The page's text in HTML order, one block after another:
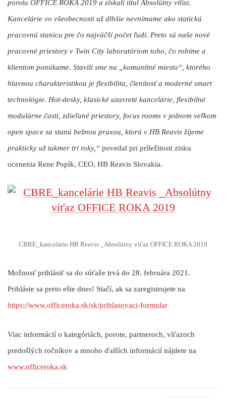
porotu OFFICE ROKA 2019 a získali titul Absolútny víťaz.
Kancelárie vo všeobecnosti už dlhšie nevnímame ako statickú
pracovnú stanicu pre čo najväčší počet ľudí. Preto sú naše nové
pracovné priestory v Twin City laboratóriom toho, čo robíme a
klientom ponúkame. Stavili sme na „komunitné miesto“, ktorého
hlavnou charakteristikou je flexibilita, členitosť a moderné smart
technológie. Hot-desky, klasické uzavreté kancelárie, flexibilné
modulárne časti, zdieľané priestory, focus rooms v jednom veľkom
open space sa stanú bežnou praxou, ktorú v HB Reavis žijeme
prakticky už takmer tri roky,“ povedal pri príležitosti zisku
ocenenia Rene Popík, CEO, HB Reavis Slovakia.
CBRE_kancelárie HB Reavis _Absolútny víťaz OFFICE ROKA 2019
Možnosť prihlásiť sa do súťaže trvá do 28. februára 2021.
Prihláste sa preto ešte dnes! Stačí, ak sa zaregistrujete na
https://www.officeroka.sk/sk/prihlasovaci-formular
Viac informácií o kategóriách, porote, partneroch, víťazoch
predošlých ročníkov a mnoho ďalších informácií nájdete na
www.officeroka.sk